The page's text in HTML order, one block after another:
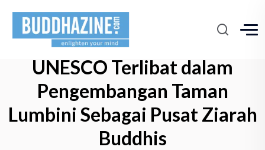
UNESCO Terlibat dalam
Pengembangan Taman
Lumbini Sebagai Pusat Ziarah
Buddhis